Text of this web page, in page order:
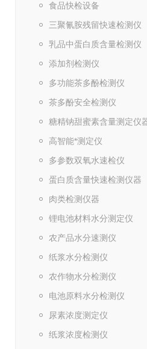
食品快检设备
三聚氰胺残留快速检测仪
乳品中蛋白质含量检测仪
添加剂检测仪
多功能茶多酚检测仪
茶多酚安全检测仪
糖精钠甜蜜素含量测定仪
高智能*测定仪
多参数双氧水速检仪
蛋白质含量快速检测仪器
肉类检测仪器
锂电池材料水分测定仪
农产品水分速测仪
纸浆水分检测仪
农作物水分检测仪
电池原料水分检测仪
尿素浓度测定仪
纸浆浓度检测仪